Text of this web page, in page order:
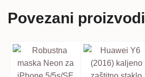
Povezani proizvodi